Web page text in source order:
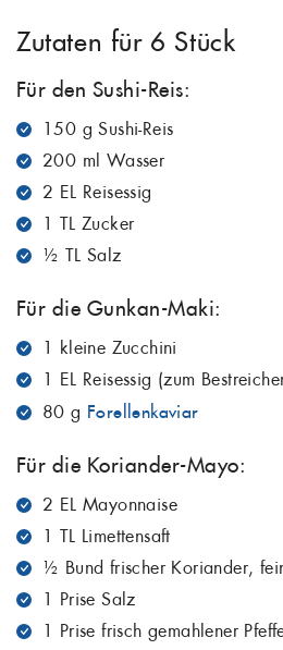
Zutaten für 6 Stück
Für den Sushi-Reis:
150 g Sushi-Reis
200 ml Wasser
2 EL Reisessig
1 TL Zucker
½ TL Salz
Für die Gunkan-Maki:
1 kleine Zucchini
1 EL Reisessig (zum
80 g Forellenkaviar
Für die Koriander-Mayo:
2 EL Mayonnaise
1 TL Limettensaft
½ Bund frischer Koriander,
1 Prise Salz
1 Prise frisch gemahlener